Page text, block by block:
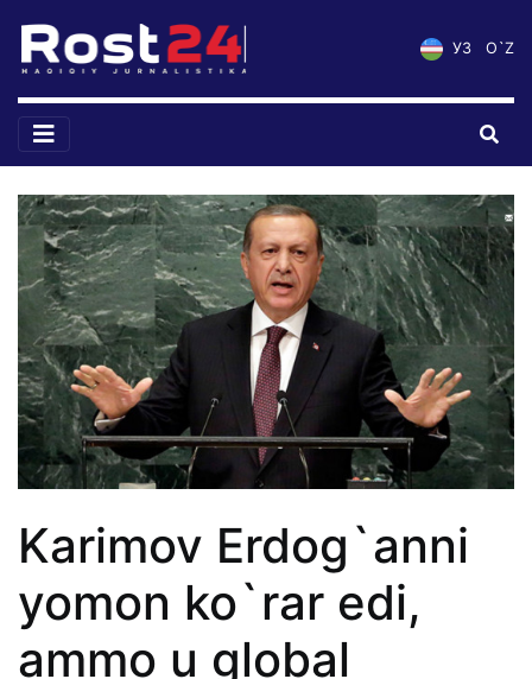
УЗ O`Z
Karimov Erdog`anni
yomon ko`rar edi,
ammo u global